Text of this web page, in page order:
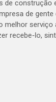
de construção
de
melhor serviço
recebe-lo,